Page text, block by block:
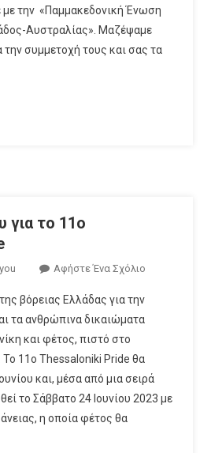
με την «Παμμακεδονική Ένωση
Αυστραλίας». Μαζέψαμε
την συμμετοχή τους και σας τα
για το 11ο
Αφήστε Ένα Σχόλιο
βόρειας Ελλάδας για την
τα ανθρώπινα δικαιώματα
και φέτος, πιστό στο
Το 11ο Thessaloniki Pride θα
και, μέσα από μια σειρά
το Σάββατο 24 Ιουνίου 2023 με
η οποία φέτος θα